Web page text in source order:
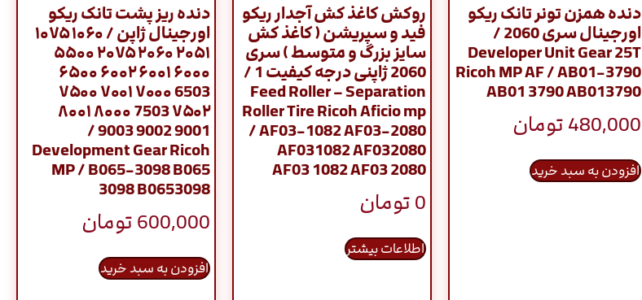
دنده همزن تونر تانک ریکو
اورجینال سری 2060 /
Developer Unit Gear 25T
Ricoh MP AF / AB01-3790
AB01 3790 AB013790
480,000تومان
افزودن به سبد خرید
روکش کاغذ کش آجدار ریکو
فید و سپریشن ( کاغذ کش
سایز بزرگ و متوسط ) سری
2060 ژاپنی درجه کیفیت 1 /
Feed Roller – Separation
Roller Tire Ricoh Aficio mp
/ AF03-1082 AF03-2080
AF031082 AF032080
AF03 1082 AF03 2080
0تومان
اطلاعات بیشتر
دنده ریز پشت تانک ریکو
اورجینال ژاپن / ۱۰۶۰ ۱۰۷۵
۲۰۵۱ ۲۰۶۰ ۲۰۷۵ ۵۵۰۰
۶۰۰۰ ۶۰۰۱ ۶۰۰۲ ۶۵۰۰
6503 ۷۰۰۰ ۷۰۰۱ ۷۵۰۰
۷۵۰۲ 7503 ۸۰۰۰ ۸۰۰۱
9001 9002 9003 /
Development Gear Ricoh
MP / B065-3098 B065
3098 B0653098
600,000تومان
افزودن به سبد خرید